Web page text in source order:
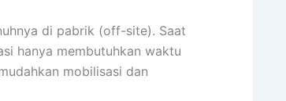
di pabrik (off-site). Saat
hanya membutuhkan waktu
mobilisasi dan